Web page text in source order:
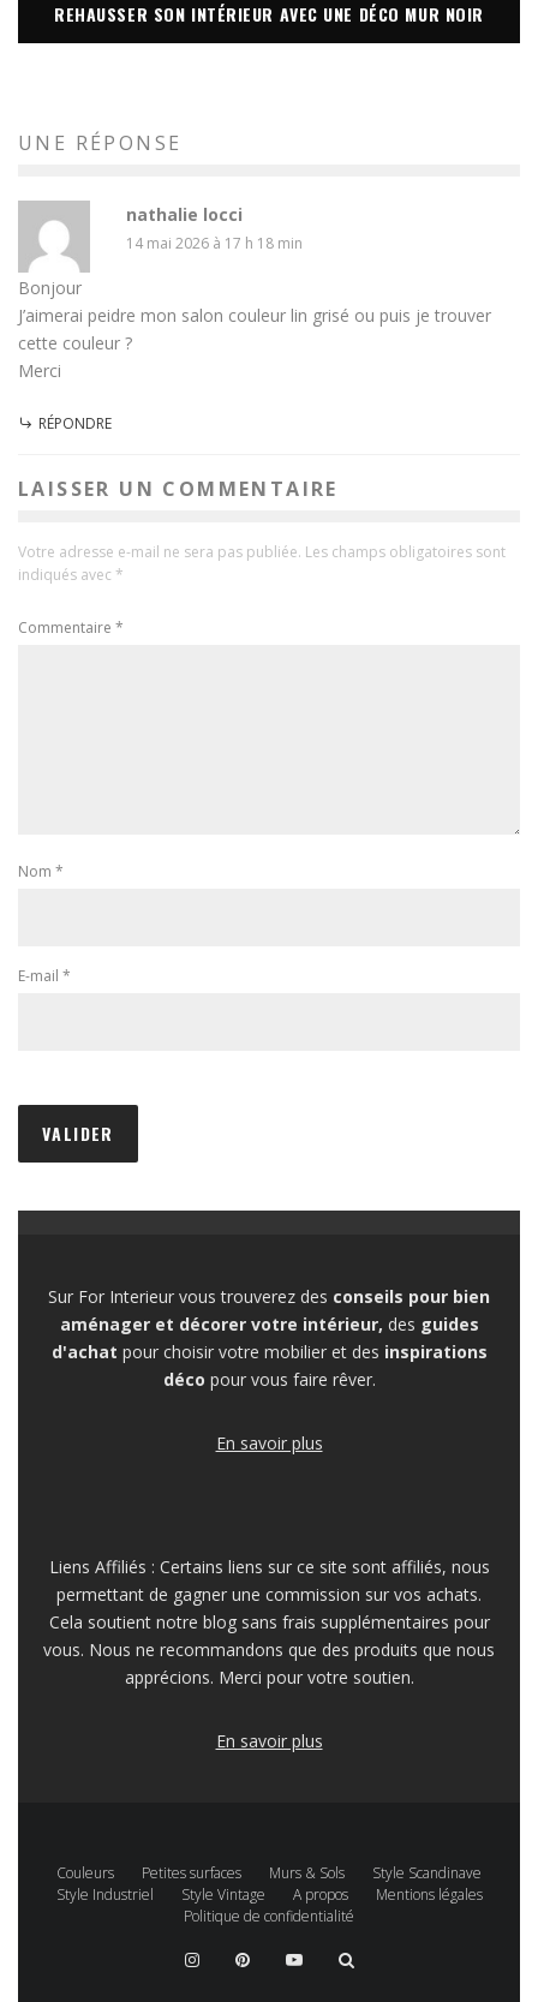
REHAUSSER SON INTÉRIEUR AVEC UNE DÉCO MUR NOIR
UNE RÉPONSE
nathalie locci
14 mai 2026 à 17 h 18 min
Bonjour
J’aimerai peidre mon salon couleur lin grisé ou puis je trouver
cette couleur ?
Merci
RÉPONDRE
LAISSER UN COMMENTAIRE
Votre adresse e-mail ne sera pas publiée. Les champs obligatoires sont
indiqués avec *
Commentaire *
Nom *
E-mail *
Sur For Interieur vous trouverez des conseils pour bien
aménager et décorer votre intérieur, des guides
d'achat pour choisir votre mobilier et des inspirations
déco pour vous faire rêver.
En savoir plus
Liens Affiliés : Certains liens sur ce site sont affiliés, nous
permettant de gagner une commission sur vos achats.
Cela soutient notre blog sans frais supplémentaires pour
vous. Nous ne recommandons que des produits que nous
apprécions. Merci pour votre soutien.
En savoir plus
Couleurs Petites surfaces Murs & Sols
Style Scandinave
Style Industriel
Style Vintage A propos
Mentions légales
Politique de confidentialité